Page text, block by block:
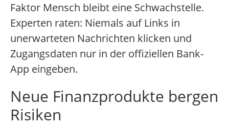
Faktor Mensch bleibt eine Schwachstelle.
Experten raten: Niemals auf Links in
unerwarteten Nachrichten klicken und
Zugangsdaten nur in der offiziellen Bank-
App eingeben.
Neue Finanzprodukte bergen
Risiken